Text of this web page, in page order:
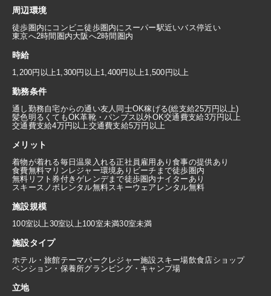
周辺環境
徒歩圏内にコンビニ徒歩圏内にスーパー駅近いバス停近い
東京へ2時間圏内大阪へ2時間圏内
時給
1,200円以上1,300円以上1,400円以上1,500円以上
勤務条件
通し勤務自宅からの通い友人同士OK稼げる(総支給25万円以上)
髪色明るくてもOK革靴・パンプス以外OK交通費支給3万円以上
交通費支給4万円以上交通費支給5万円以上
メリット
着物が着れる毎日温泉入れる正社員雇用あり食事の提供あり
食費無料マリンレジャー環境あり ビーチまで徒歩圏内
無料リフト券付きゲレンデまで徒歩圏内ナイターあり
スキースノボレンタル無料スキーウェアレンタル無料
施設規模
100室以上30室以上100室未満30室未満
施設タイプ
ホテル・旅館テーマパーク レジャー施設スキー場飲食店ショップ
ペンション・保養所グランピング・キャンプ場
立地